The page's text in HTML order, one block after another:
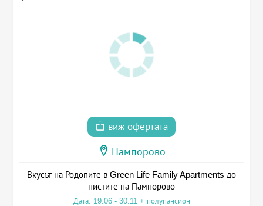
виж офертата
Пампорово
Вкусът на Родопите в Green Life Family Apartments до
пистите на Пампорово
Дата: 19.06 - 30.11 + полупансион